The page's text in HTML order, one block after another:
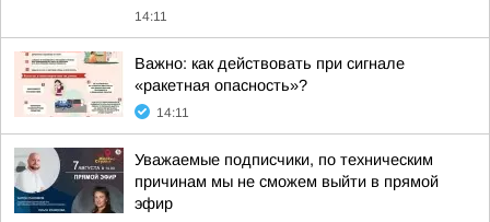
14:11
Важно: как действовать при сигнале
«ракетная опасность»?
14:11
Уважаемые подписчики, по техническим
причинам мы не сможем выйти в прямой
эфир